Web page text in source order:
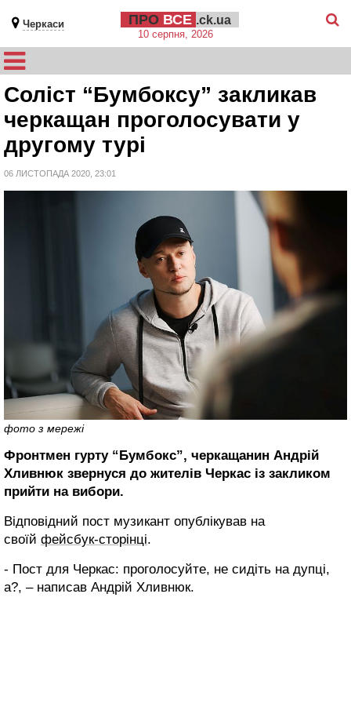
Черкаси ПРО ВСЕ .ck.ua
10 серпня, 2026
Соліст “Бумбоксу” закликав
черкащан проголосувати у
другому турі
06 ЛИСТОПАДА 2020, 23:01
фото з мережі
Фронтмен гурту “Бумбокс”, черкащанин Андрій
Хливнюк звернуся до жителів Черкас із закликом
прийти на вибори.
Відповідний пост музикант опублікував на
своїй фейсбук-сторінці.
- Пост для Черкас: проголосуйте, не сидіть на дупці,
а?, – написав Андрій Хливнюк.